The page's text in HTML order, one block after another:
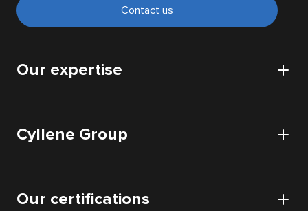
Contact us
Our expertise
Cloud
Cyllene Group
Our offices
Our certifications